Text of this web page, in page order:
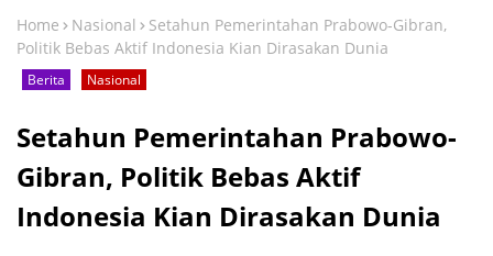
Home Nasional
Setahun Pemerintahan Prabowo-Gibran,
Politik Bebas Aktif Indonesia Kian Dirasakan Dunia
Berita Nasional
Setahun Pemerintahan Prabowo-
Gibran, Politik Bebas Aktif
Indonesia Kian Dirasakan Dunia